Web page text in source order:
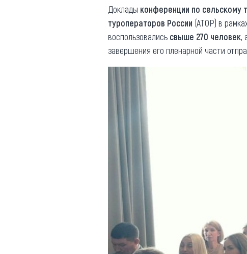
Доклады конференции по сельскому
туроператоров России (АТОР) в
воспользовались свыше 270 человек,
завершения его пленарной части